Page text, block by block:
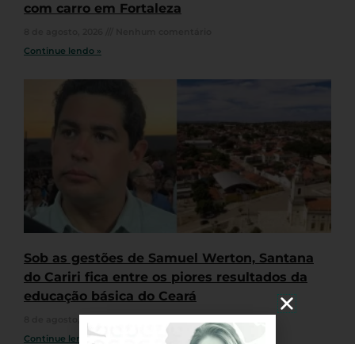
com carro em Fortaleza
Continue lendo »
Sob as gestões de Samuel Werton, Santana
do Cariri fica entre os piores resultados da
educação básica do Ceará
Continue lendo »